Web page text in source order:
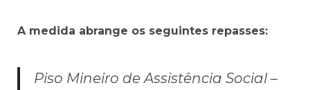
A medida abrange os seguintes repasses:
Piso Mineiro de Assistência Social –